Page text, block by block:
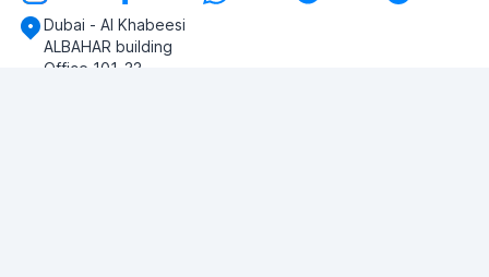
Dubai - Al Khabeesi
ALBAHAR building
Office 101-33